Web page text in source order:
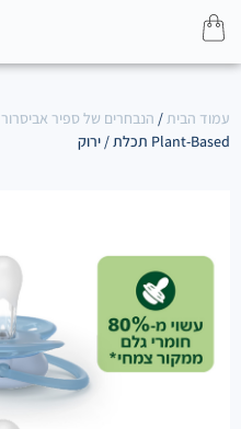
עמוד הבית/ הנבחרים של ספיר אביסרור
Plant-Based תכלת / ירוק